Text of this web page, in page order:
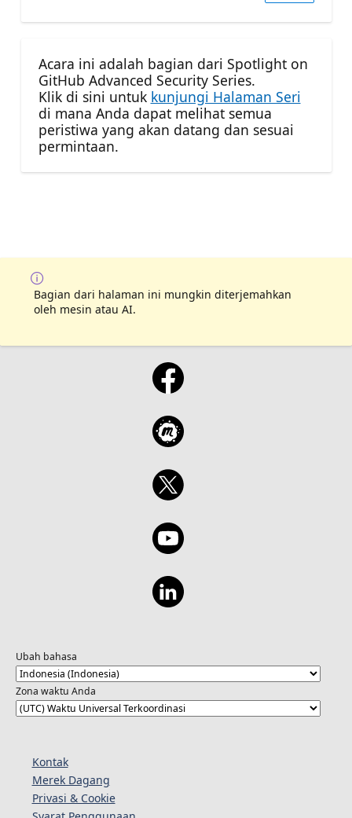
Acara ini adalah bagian dari Spotlight on
GitHub Advanced Security Series.
Klik di sini untuk kunjungi Halaman Seri
di mana Anda dapat melihat semua
peristiwa yang akan datang dan sesuai
permintaan.
Bagian dari halaman ini mungkin diterjemahkan
oleh mesin atau AI.
Ubah bahasa
Zona waktu Anda
Kontak
Merek Dagang
Privasi & Cookie